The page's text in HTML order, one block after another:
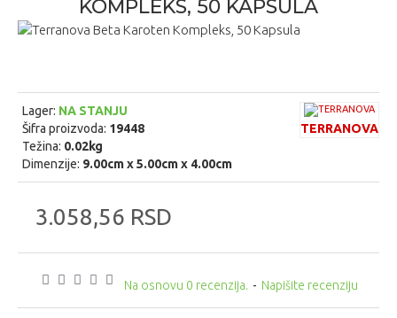
KOMPLEKS, 50 KAPSULA
Na osnovu 0 recenzija. - Napišite recenziju
3.058,56 RSD
Lager: NA STANJU
Šifra proizvoda: 19448
Težina: 0.02kg
Dimenzije: 9.00cm x 5.00cm x 4.00cm
TERRANOVA